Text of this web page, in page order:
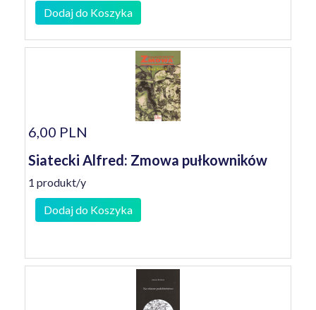
Dodaj do Koszyka
6,00 PLN
Siatecki Alfred: Zmowa pułkowników
1 produkt/y
Dodaj do Koszyka